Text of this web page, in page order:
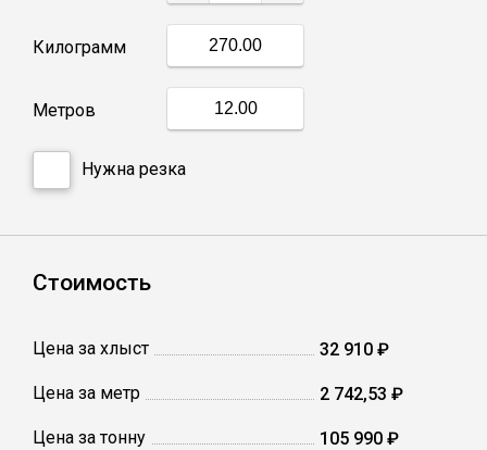
Труба профильная
Швеллер
Сетка кладочная
Проволока
Килограмм
Метров
Нужна резка
Стоимость
Цена за хлыст 32 910 ₽
Цена за метр 2 742,53 ₽
Цена за тонну 105 990 ₽